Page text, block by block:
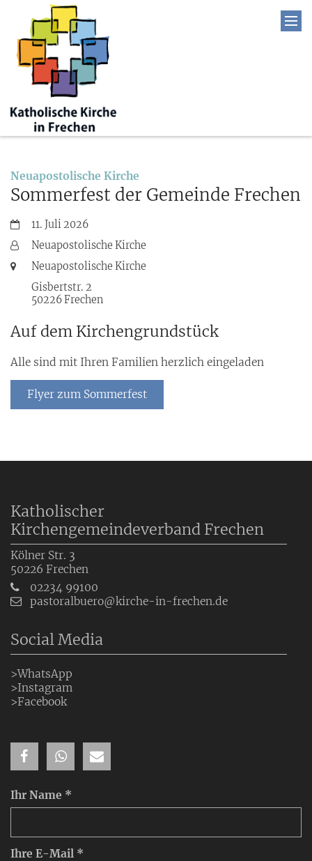
Neuapostolische Kirche
Sommerfest der Gemeinde Frechen
Datum:11. Juli 2026
Von:Neuapostolische Kirche
Ort:
Neuapostolische Kirche
Gisbertstr. 2
50226Frechen
Auf dem Kirchengrundstück
Alle sind mit Ihren Familien herzlich eingeladen
Flyer zum Sommerfest
Ihr Name *
Ihre E-Mail *
Katholischer
Kirchengemeindeverband Frechen
Kölner Str. 3
50226 Frechen
02234 99100
pastoralbuero@kirche-in-frechen.de
Social Media
>WhatsApp
>Instagram
>Facebook